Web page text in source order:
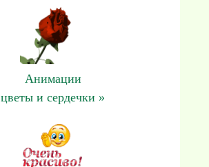
Анимации
цветы и сердечки »